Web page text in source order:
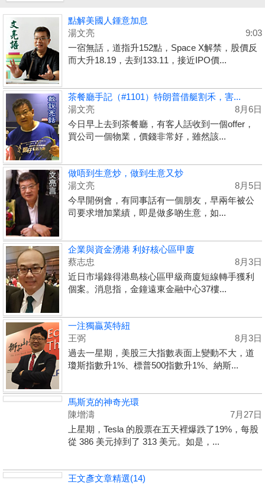
點解美國人鍾意加息
湯文亮
9:03
一宿無話，道指升152點，Space X解禁，股價反
而大升18.19，去到133.11，接近IPO價...
茶餐廳手記（#1101）特朗普借艇割禾，害...
湯文亮
8月6日
今日早上去到茶餐廳，有客人話收到一個offer，
買公司一個物業，價錢非常好，雖然該...
做唔到生意炒，做到生意又炒
湯文亮
8月5日
今早開例會，有同事話有一個朋友，早兩年被公
司要求增加業績，即是做多啲生意，如...
企業與資金湧港 利好核心區甲廈
蔡志忠
8月3日
近日市場錄得港島核心區甲級商廈短線轉手獲利
個案。消息指，金鐘遠東金融中心37樓...
一注獨贏英特紐
王弼
8月3日
過去一星期，美股三大指數表面上變動不大，道
瓊斯指數升1%、標普500指數升1%、納斯...
馬斯克的神奇光環
陳增濤
7月27日
上星期，Tesla 的股票在五天裡爆跌了19%，每股
從 386 美元掉到了 313 美元。如是，...
王文彥文章精選(14)